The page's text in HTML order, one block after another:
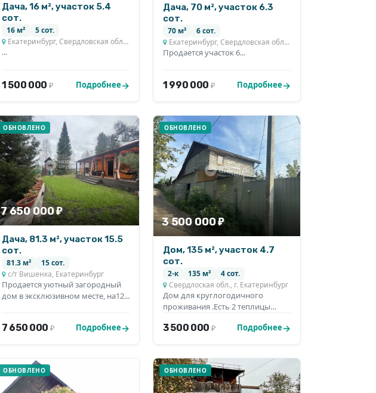
Дача, 16 м², участок 5.4
сот.
16 м²
5 сот.
Екатеринбург, Свердловская область
...
1 500 000 ₽ Подробнее
Дача, 70 м², участок 6.3
сот.
70 м²
6 сот.
Екатеринбург, Свердловская область
Продается участок 6...
1 990 000 ₽ Подробнее
ОБНОВЛЕНО
7 650 000 ₽
Дача, 81.3 м², участок 15.5
сот.
81.3 м²
15 сот.
с/т Вишенка, Екатеринбург
Продается уютный загородный
дом в эксклюзивном месте, на12...
7 650 000 ₽ Подробнее
ОБНОВЛЕНО
3 500 000 ₽
Дом, 135 м², участок 4.7
сот.
2-к 135 м²
4 сот.
Свердлоская обл., г. Екатеринбург
Дoм для кpуглогодичного
проживания .Есть 2 тeплицы
3 500 000 ₽ Подробнее
ОБНОВЛЕНО ОБНОВЛЕНО